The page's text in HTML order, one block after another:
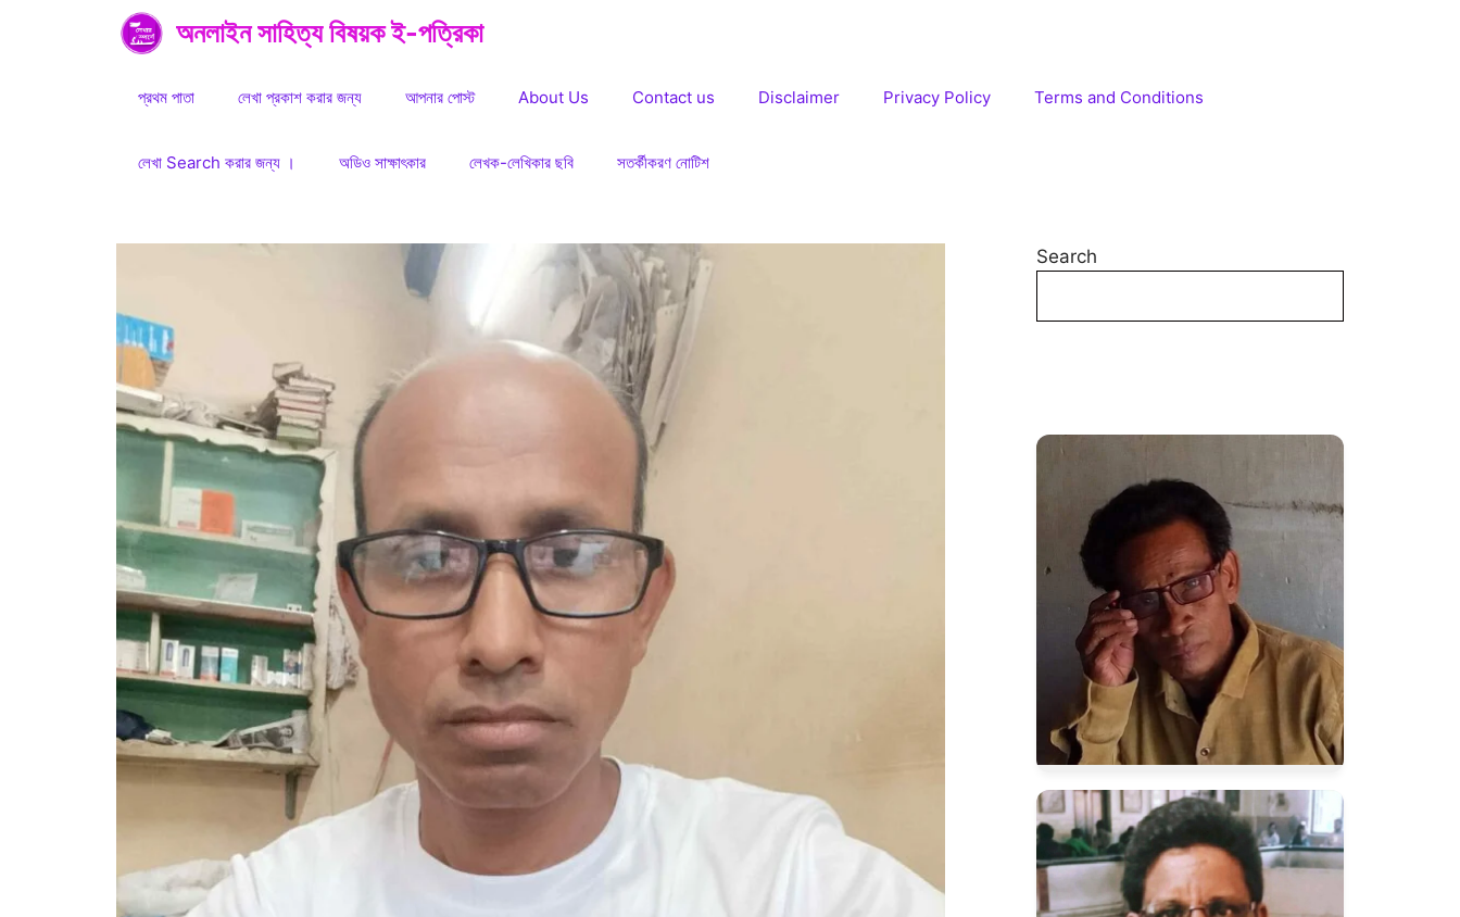
অনলাইন সাহিত্য বিষয়ক ই-পত্রিকা
প্রথম পাতা লেখা প্রকাশ করার জন্য আপনার পোস্ট About Us Contact us Disclaimer Privacy Policy Terms and Conditions
লেখা Search করার জন্য । অডিও সাক্ষাৎকার লেখক-লেখিকার ছবি সতর্কীকরণ নোটিশ
Search